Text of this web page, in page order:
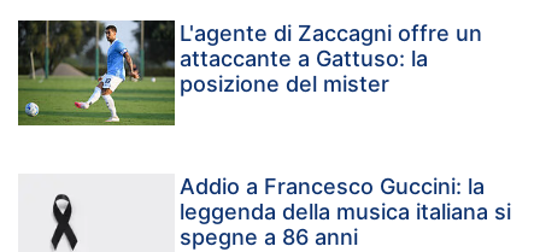
L'agente di Zaccagni offre un
attaccante a Gattuso: la
posizione del mister
Addio a Francesco Guccini: la
leggenda della musica italiana si
spegne a 86 anni